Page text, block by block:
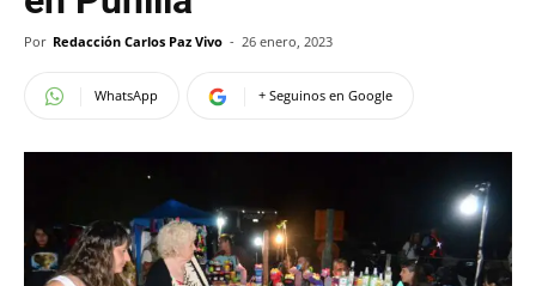
Por Redacción Carlos Paz Vivo - 26 enero, 2023
WhatsApp + Seguinos en Google